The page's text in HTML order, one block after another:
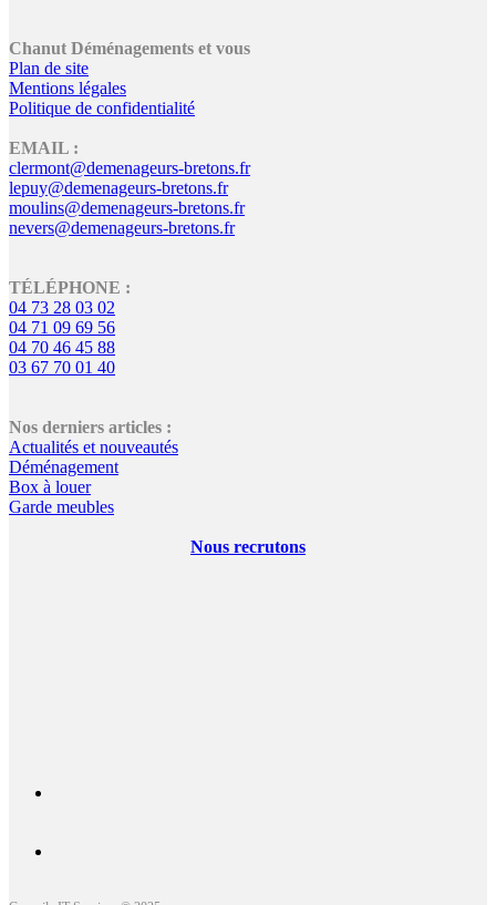
Chanut Déménagements et vous
Plan de site
Mentions légales
Politique de confidentialité
EMAIL :
clermont@demenageurs-bretons.fr
lepuy@demenageurs-bretons.fr
moulins@demenageurs-bretons.fr
nevers@demenageurs-bretons.fr
TÉLÉPHONE :
04 73 28 03 02
04 71 09 69 56
04 70 46 45 88
03 67 70 01 40
Nos derniers articles :
Actualités et nouveautés
Déménagement
Box à louer
Garde meubles
Nous recrutons